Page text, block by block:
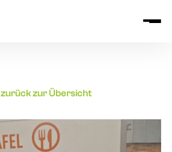
zurück zur Übersicht